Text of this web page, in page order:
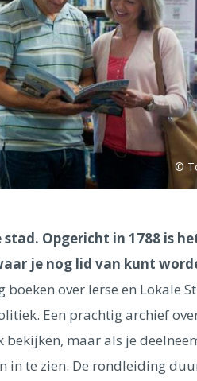
©
Opgericht in 1788 is
je nog lid van kunt
over Ierse en Lokale
Een prachtig archief
maar als je
in te zien. De rondleiding